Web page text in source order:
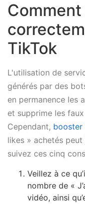
TikTok
L'utilisation de
générés par des
en permanence les
et supprime les
Cependant, booster
likes » achetés
suivez ces cinq
Veillez à ce
nombre de «
vidéo, ainsi